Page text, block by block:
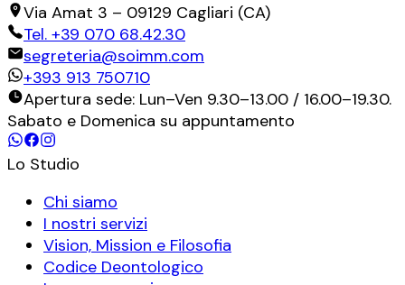
Via Amat 3 – 09129 Cagliari (CA)
Tel. +39 070 68.42.30
segreteria@soimm.com
+393 913 750710
Apertura sede: Lun–Ven 9.30–13.00 / 16.00–19.30.
Sabato e Domenica su appuntamento
Lo Studio
Chi siamo
I nostri servizi
Vision, Mission e Filosofia
Codice Deontologico